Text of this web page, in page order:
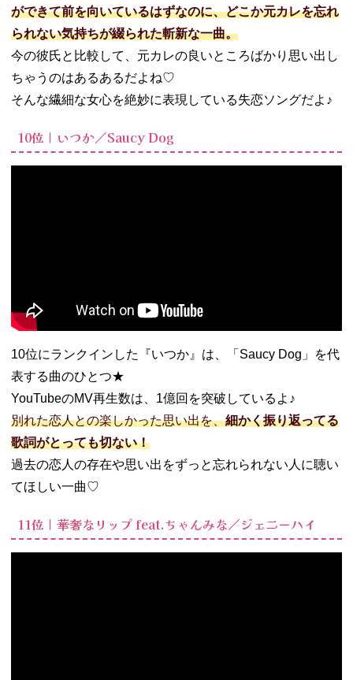
ができて前を向いているはずなのに、どこか元カレを忘れ
られない気持ちが綴られた斬新な一曲。
今の彼氏と比較して、元カレの良いところばかり思い出し
ちゃうのはあるあるだよね♡
そんな繊細な女心を絶妙に表現している失恋ソングだよ♪
10位｜いつか／Saucy Dog
10位にランクインした『いつか』は、「Saucy Dog」を代
表する曲のひとつ★
YouTubeのMV再生数は、1億回を突破しているよ♪
別れた恋人との楽しかった思い出を、細かく振り返ってる
歌詞がとっても切ない！
過去の恋人の存在や思い出をずっと忘れられない人に聴い
てほしい一曲♡
11位｜華奢なリップ feat.ちゃんみな／ジェニーハイ